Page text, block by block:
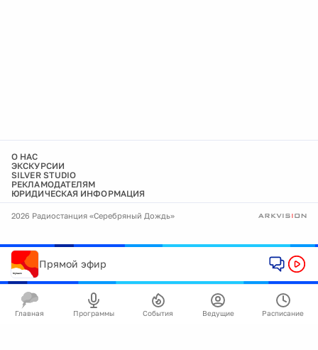
О НАС
ЭКСКУРСИИ
SILVER STUDIO
РЕКЛАМОДАТЕЛЯМ
ЮРИДИЧЕСКАЯ ИНФОРМАЦИЯ
2026 Радиостанция «Серебряный Дождь»
Прямой эфир
Главная Программы События Ведущие Расписание